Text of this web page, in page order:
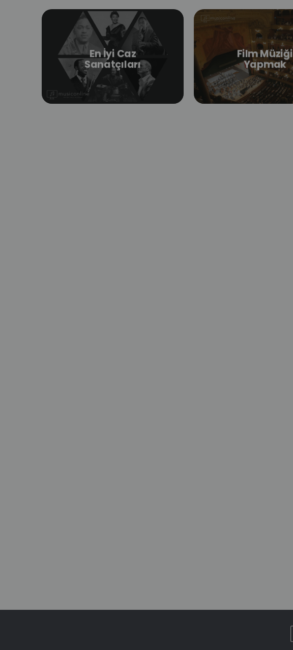
En İyi Caz
Sanatçıları
Film Müziği
Yapmak